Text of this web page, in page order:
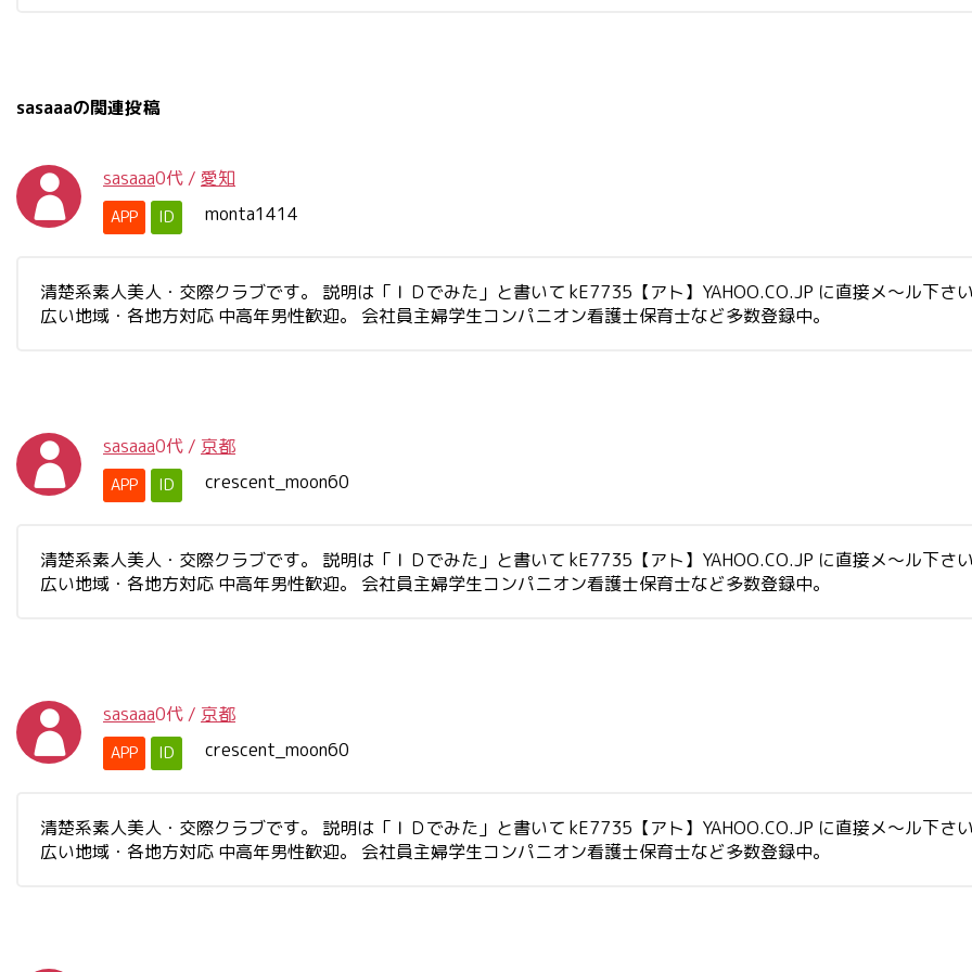
sasaaaの関連投稿
sasaaa0代 / 愛知
APP ID monta1414
清楚系素人美人・交際クラブです。 説明は「ＩＤでみた」と書いて kE7735【アト】YAHOO.CO.JP に直接メ～ル下
広い地域・各地方対応 中高年男性歓迎。 会社員主婦学生コンパニオン看護士保育士など多数登録中。
sasaaa0代 / 京都
APP ID crescent_moon60
清楚系素人美人・交際クラブです。 説明は「ＩＤでみた」と書いて kE7735【アト】YAHOO.CO.JP に直接メ～ル下
広い地域・各地方対応 中高年男性歓迎。 会社員主婦学生コンパニオン看護士保育士など多数登録中。
sasaaa0代 / 京都
APP ID crescent_moon60
清楚系素人美人・交際クラブです。 説明は「ＩＤでみた」と書いて kE7735【アト】YAHOO.CO.JP に直接メ～ル下
広い地域・各地方対応 中高年男性歓迎。 会社員主婦学生コンパニオン看護士保育士など多数登録中。